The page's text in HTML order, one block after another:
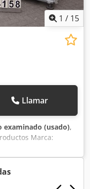
1 / 15
Llamar
examinado (usado),
Marca:
Dsrf Barra de
mm Barra de
de entrada: Flexlink